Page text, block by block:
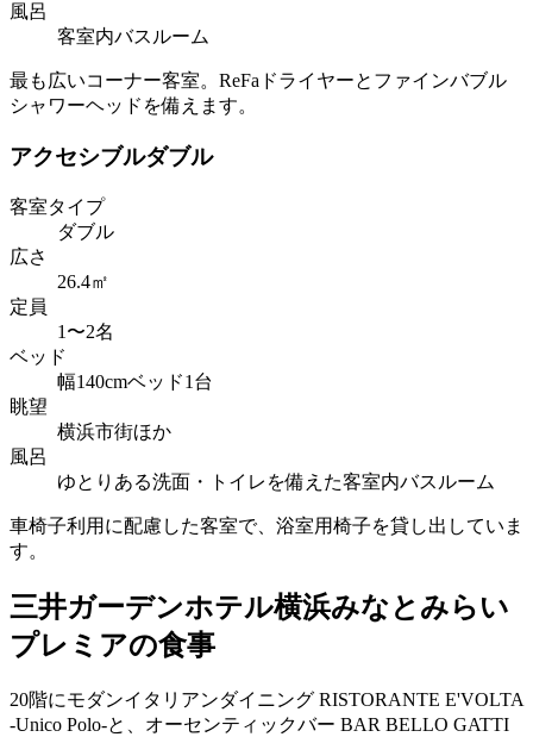
風呂
客室内バスルーム
最も広いコーナー客室。ReFaドライヤーとファインバブル
シャワーヘッドを備えます。
アクセシブルダブル
客室タイプ
ダブル
広さ
26.4㎡
定員
1〜2名
ベッド
幅140cmベッド1台
眺望
横浜市街ほか
風呂
ゆとりある洗面・トイレを備えた客室内バスルーム
車椅子利用に配慮した客室で、浴室用椅子を貸し出していま
す。
三井ガーデンホテル横浜みなとみらい
プレミアの食事
20階にモダンイタリアンダイニング RISTORANTE E'VOLTA
-Unico Polo-と、オーセンティックバー BAR BELLO GATTI